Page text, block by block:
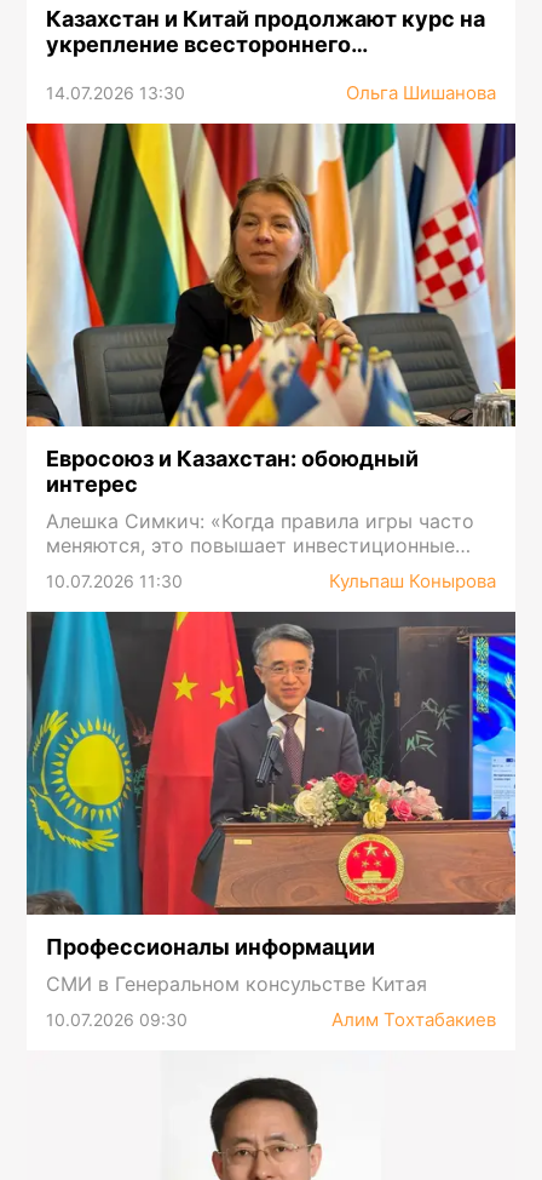
Казахстан и Китай продолжают курс на
укрепление всестороннего
14.07.2026 13:30 Ольга Шишанова
Евросоюз и Казахстан: обоюдный
интерес
Алешка Симкич: «Когда правила игры часто
меняются, это повышает инвестиционные
риски…»
10.07.2026 11:30 Кульпаш Конырова
Профессионалы информации
СМИ в Генеральном консульстве Китая
10.07.2026 09:30 Алим Тохтабакиев